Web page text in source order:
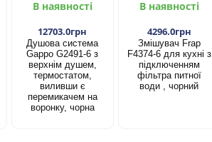
В наявності
12703.0грн
Душова система
Gappo G2491-6 з
верхнім душем,
термостатом,
виливши є
перемикачем на
воронку, чорна
В наявності
4296.0грн
Змішувач Frap
F4374-6 для кухні з
підключенням
фільтра питної
води , чорний